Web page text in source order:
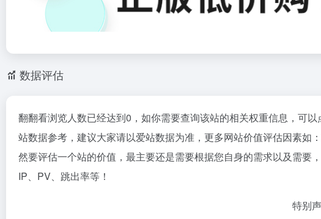
数据评估
翻翻看浏览人数已经达到0，如你需要查询该站的相关权重信息，可以
站数据参考，建议大家请以爱站数据为准，更多网站价值评估因素如
然要评估一个站的价值，最主要还是需要根据您自身的需求以及需要
IP、PV、跳出率等！
特别